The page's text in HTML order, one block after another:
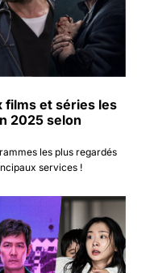
films et séries les
2025 selon
les plus regardés
services !